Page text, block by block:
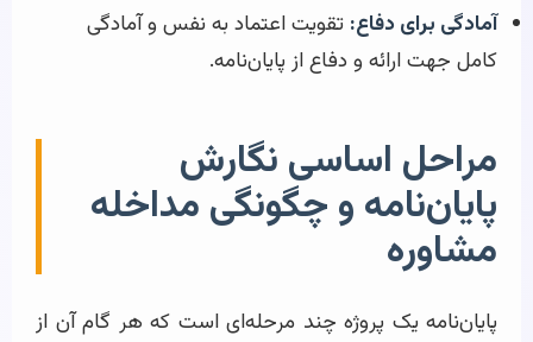
آمادگی برای دفاع: تقویت اعتماد به نفس و آمادگی
کامل جهت ارائه و دفاع از پایان‌نامه.
مراحل اساسی نگارش
پایان‌نامه و چگونگی مداخله
مشاوره
پایان‌نامه یک پروژه چند مرحله‌ای است که هر گام آن از